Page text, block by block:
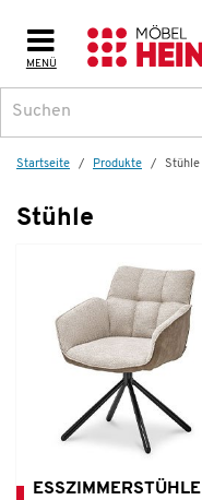
MENÜ
Startseite Produkte Stühle
Stühle
ESSZIMMERSTÜHLE